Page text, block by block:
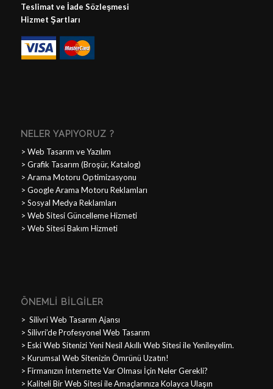
Teslimat ve İade Sözleşmesi
Hizmet Şartları
NELER YAPIYORUZ ?
> Web Tasarım ve Yazılım
> Grafik Tasarım (Broşür, Katalog)
> Arama Motoru Optimizasyonu
> Google Arama Motoru Reklamları
> Sosyal Medya Reklamları
> Web Sitesi Güncelleme Hizmeti
> Web Sitesi Bakım Hizmeti
ÖNEMLI BILGILER
> Silivri Web Tasarım Ajansı
> Silivri’de Profesyonel Web Tasarım
> Eski Web Sitenizi Yeni Nesil Akıllı Web Sitesi ile Yenileyelim.
> Kurumsal Web Sitenizin Ömrünü Uzatın!
> Firmanızın İnternette Var Olması İçin Neler Gerekli?
> Kaliteli Bir Web Sitesi ile Amaçlarınıza Kolayca Ulaşın